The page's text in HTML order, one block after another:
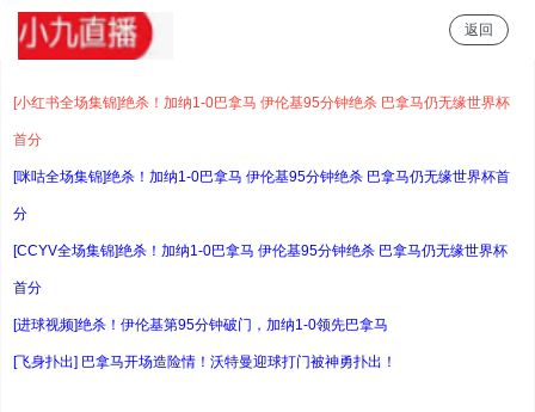
返回
[小红书全场集锦]绝杀！加纳1-0巴拿马 伊伦基95分钟绝杀 巴拿马仍无缘世界杯
首分
[咪咕全场集锦]绝杀！加纳1-0巴拿马 伊伦基95分钟绝杀 巴拿马仍无缘世界杯首
分
[CCYV全场集锦]绝杀！加纳1-0巴拿马 伊伦基95分钟绝杀 巴拿马仍无缘世界杯
首分
[进球视频]绝杀！伊伦基第95分钟破门，加纳1-0领先巴拿马
[飞身扑出] 巴拿马开场造险情！沃特曼迎球打门被神勇扑出！